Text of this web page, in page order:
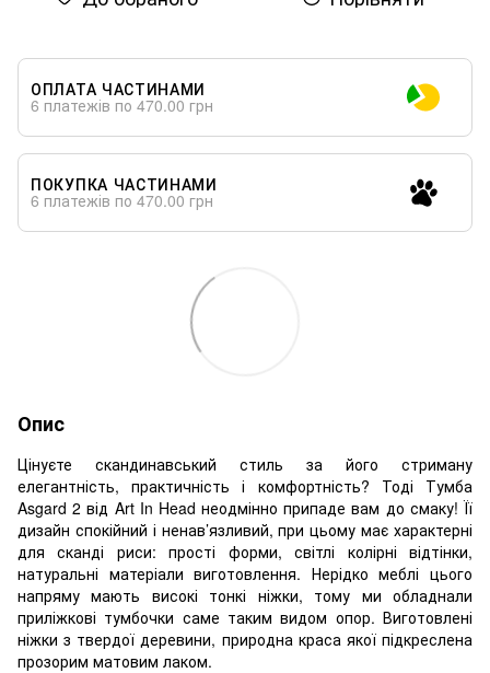
ОПЛАТА ЧАСТИНАМИ
6 платежів по 470.00 грн
ПОКУПКА ЧАСТИНАМИ
6 платежів по 470.00 грн
Опис
Цінуєте скандинавський стиль за його стриману
елегантність, практичність і комфортність? Тоді Тумба
Asgard 2 від Art In Head неодмінно припаде вам до смаку! Її
дизайн спокійний і ненав’язливий, при цьому має характерні
для сканді риси: прості форми, світлі колірні відтінки,
натуральні матеріали виготовлення. Нерідко меблі цього
напряму мають високі тонкі ніжки, тому ми обладнали
приліжкові тумбочки саме таким видом опор. Виготовлені
ніжки з твердої деревини, природна краса якої підкреслена
прозорим матовим лаком.